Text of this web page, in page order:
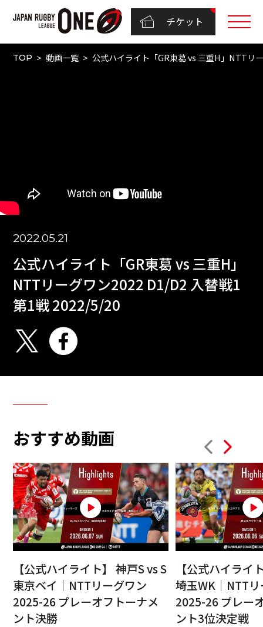
チケット
TOP 動画一覧 公式ハイライト「GR東葛 vs 三重H」NTT
2022.05.21
公式ハイライト「GR東葛 vs 三重H」
NTTリーグワン2022 D1/D2 入替戦1
第1戦 2022/5/20
おすすめ動画
【公式ハイライト】 神戸S vs S
東京ベイ｜NTTリーグワン
2025-26 プレーオフトーナメ
ント決勝
【公式ハイライ
埼玉WK｜NTT
2025-26 プレー
ント3位決定戦